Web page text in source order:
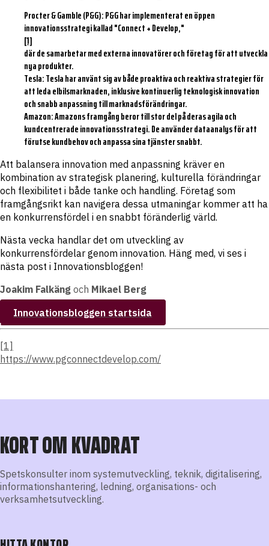
Procter & Gamble (P&G): P&G har implementerat en öppen
innovationsstrategi kallad "Connect + Develop,"
[1]
där de samarbetar med externa innovatörer och företag för att utveckla
nya produkter.
Tesla:Tesla har använt sig av både proaktiva och reaktiva strategier för
att leda elbilsmarknaden, inklusive kontinuerlig teknologisk innovation
och snabb anpassning till marknadsförändringar.
Amazon:Amazons framgång beror till stor del på deras agila och
kundcentrerade innovationsstrategi. De använder dataanalys för att
förutse kundbehov och anpassa sina tjänster snabbt.
Att balansera innovation med anpassning kräver en
kombination av strategisk planering, kulturella förändringar
och flexibilitet i både tanke och handling. Företag som
framgångsrikt kan navigera dessa utmaningar kommer att ha
en konkurrensfördel i en snabbt föränderlig värld.
Nästa vecka handlar det om utveckling av
konkurrensfördelar genom innovation. Häng med, vi ses i
nästa post i Innovationsbloggen!
Joakim Falkäng och Mikael Berg
Innovationsbloggen startsida
[1]
https://www.pgconnectdevelop.com/
KORT OM KVADRAT
Spetskonsulter inom systemutveckling, teknik, digitalisering,
informationshantering, ledning, organisations- och
verksamhetsutveckling.